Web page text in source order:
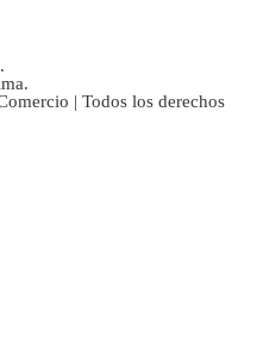
| Todos los derechos